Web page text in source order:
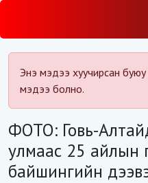
Энэ мэдээ хуучирсан
мэдээ болно.
ФОТО: Говь-
улмаас 25 айлын
байшингийн